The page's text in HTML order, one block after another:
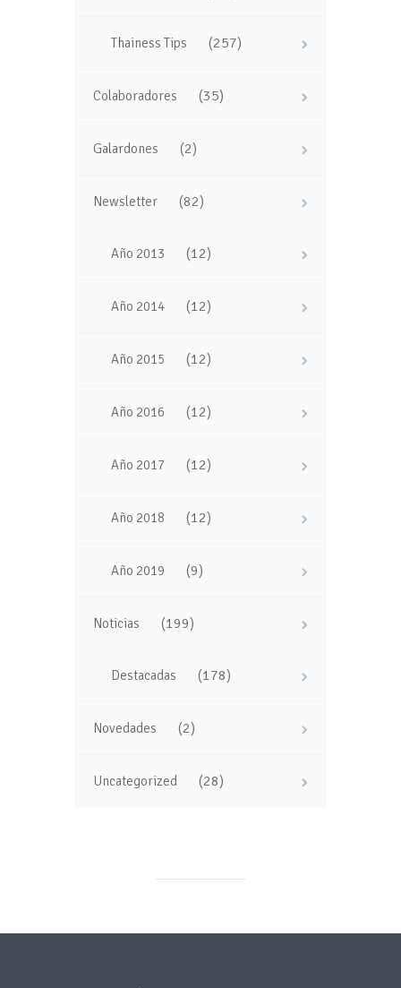
Thainess Tips (257)
Colaboradores (35)
Galardones (2)
Newsletter (82)
Año 2013 (12)
Año 2014 (12)
Año 2015 (12)
Año 2016 (12)
Año 2017 (12)
Año 2018 (12)
Año 2019 (9)
Noticias (199)
Destacadas (178)
Novedades (2)
Uncategorized (28)